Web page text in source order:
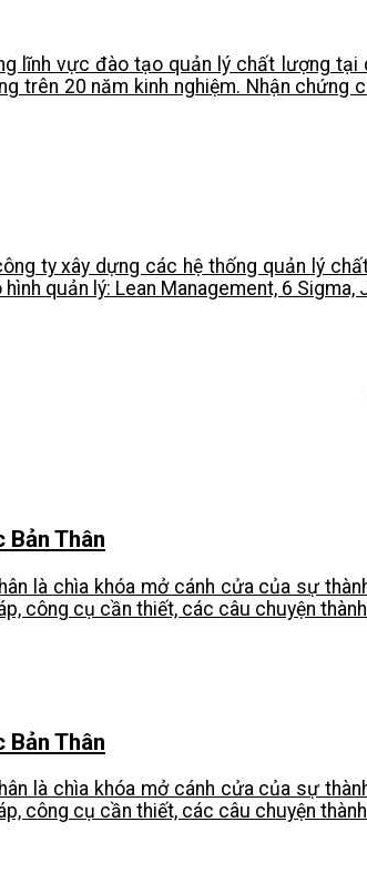
lĩnh vực đào tạo quản lý chất lượng tại
trên 20 năm kinh nghiệm. Nhận
ty xây dựng các hệ thống quản lý
hình quản lý: Lean Management, 6
Bản Thân
là chìa khóa mở cánh cửa của sự
công cụ cần thiết, các câu chuyện
Bản Thân
là chìa khóa mở cánh cửa của sự
công cụ cần thiết, các câu chuyện